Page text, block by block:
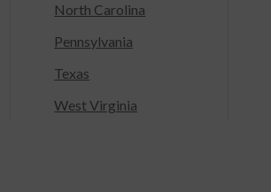
North Carolina
Pennsylvania
Texas
West Virginia